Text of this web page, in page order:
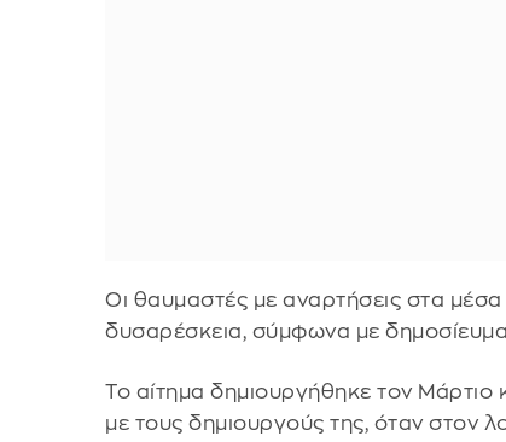
Οι θαυμαστές με αναρτήσεις στα
δυσαρέσκεια, σύμφωνα με
Το αίτημα δημιουργήθηκε τον
με τους δημιουργούς της, όταν στον